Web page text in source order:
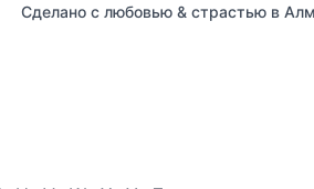
Сделано с любовью & страстью в